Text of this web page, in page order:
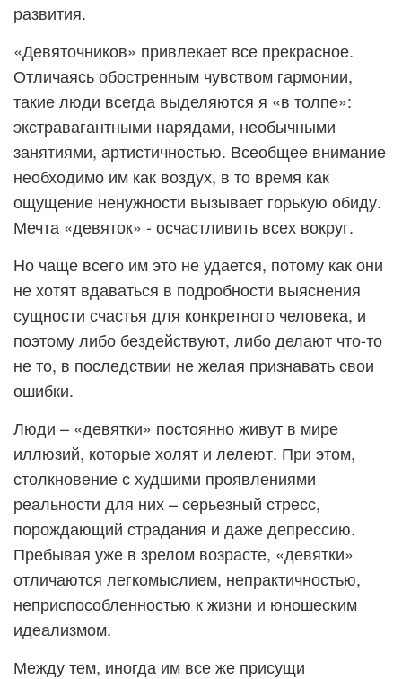
развития.
«Девяточников» привлекает все прекрасное.
Отличаясь обостренным чувством гармонии,
такие люди всегда выделяются я «в толпе»:
экстравагантными нарядами, необычными
занятиями, артистичностью. Всеобщее внимание
необходимо им как воздух, в то время как
ощущение ненужности вызывает горькую обиду.
Мечта «девяток» - осчастливить всех вокруг.
Но чаще всего им это не удается, потому как они
не хотят вдаваться в подробности выяснения
сущности счастья для конкретного человека, и
поэтому либо бездействуют, либо делают что-то
не то, в последствии не желая признавать свои
ошибки.
Люди – «девятки» постоянно живут в мире
иллюзий, которые холят и лелеют. При этом,
столкновение с худшими проявлениями
реальности для них – серьезный стресс,
порождающий страдания и даже депрессию.
Пребывая уже в зрелом возрасте, «девятки»
отличаются легкомыслием, непрактичностью,
неприспособленностью к жизни и юношеским
идеализмом.
Между тем, иногда им все же присущи